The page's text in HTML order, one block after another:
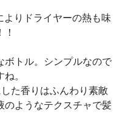
よりドライヤーの熱も味
ボトル。シンプルなので
。
た香りはふんわり素敵
のようなテクスチャで髪